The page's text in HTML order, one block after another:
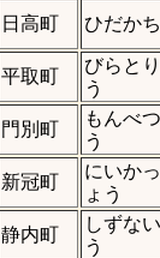
日高町 ひだか
平取町
びらと
う
門別町
もんべ
う
新冠町
にいか
ょう
静内町
しずな
う